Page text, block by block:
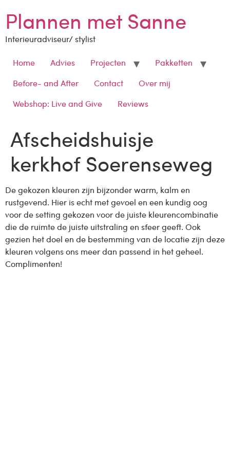
Plannen met Sanne
Interieuradviseur/ stylist
Home Advies Projecten
Pakketten
Before- and After
Contact
Over mij
Webshop: Live and Give
Reviews
Afscheidshuisje
kerkhof Soerenseweg
De gekozen kleuren zijn bijzonder warm, kalm en
rustgevend. Hier is echt met gevoel en een kundig oog
voor de setting gekozen voor de juiste kleurencombinatie
die de ruimte de juiste uitstraling en sfeer geeft. Ook
gezien het doel en de bestemming van de locatie zijn deze
kleuren volgens ons meer dan passend in het geheel.
Complimenten!